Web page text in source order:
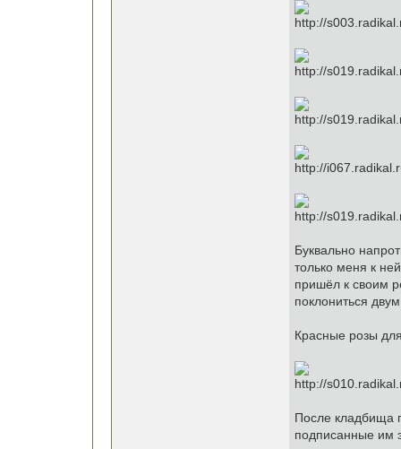
Буквально
только меня к
пришёл к своим
поклониться
Красные розы
После кладбища
подписанные им